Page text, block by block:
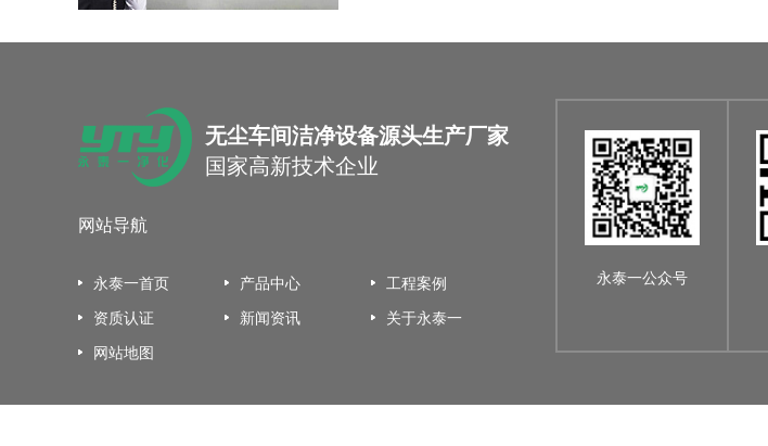
2025永泰一年会盛典
无尘车间洁净设备源头生产厂家
国家高新技术企业
网站导航
永泰一首页 产品中心
工程案例
资质认证
新闻资讯
关于永泰一
网站地图
永泰一公众号